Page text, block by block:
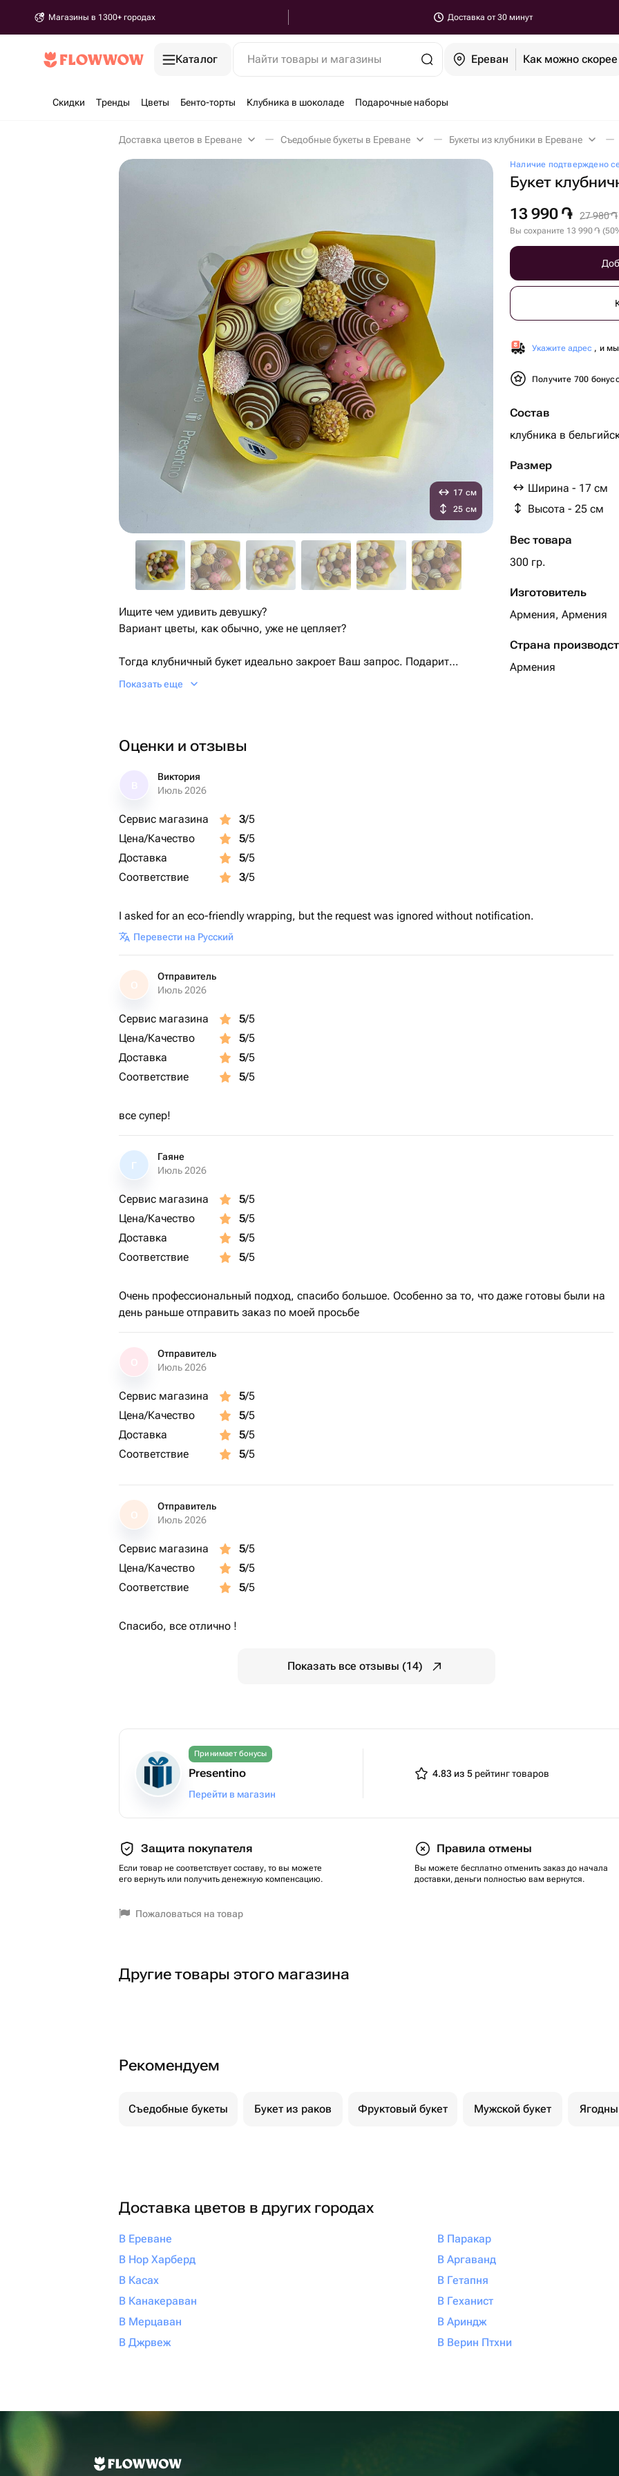
Магазины в 1300+ городах Доставка от 30 минут
Каталог Найти товары и магазины Ереван Как можно скорее
Скидки Тренды Цветы Бенто-торты Клубника в шоколаде Подарочные наборы
Доставка цветов в Ереване Съедобные букеты в Ереване Букеты из клубники в Ереване
Наличие подтверждено
Букет
13 990 ֏ 27 980֏
Вы сохраните 13 990֏ (50
Укажите адрес , и мы
Получите 700
Состав
клубника в
Размер
Ширина - 17 см
Высота - 25 см
Вес товара
300 гр.
Изготовитель
Армения, Армения
Страна
Армения
17 см
25 см
Ищите чем удивить девушку?
Вариант цветы, как обычно, уже не цепляет?
Тогда клубничный букет идеально закроет Ваш запрос. Подарит
невероятные эстетические и вкусовые эмоции.
Срок годности: 24ч. при температуре 5-7 градусов Цельсия.
Оформляй и проверяй на силу этот вариант!
Показать еще
Оценки и отзывы
Виктория
Июль 2026
Сервис магазина 3/5
Цена/Качество
5/5
Доставка
5/5
Соответствие
3/5
I asked for an eco-friendly wrapping, but the request was ignored without notification.
Перевести на Русский
О
Отправитель
Июль 2026
Сервис магазина 5/5
Цена/Качество
5/5
Доставка
5/5
Соответствие
5/5
все супер!
Г
Гаяне
Июль 2026
Сервис магазина 5/5
Цена/Качество
5/5
Доставка
5/5
Соответствие
5/5
Очень профессиональный подход, спасибо большое. Особенно за то, что даже готовы были на
день раньше отправить заказ по моей просьбе
Отправитель
Июль 2026
Сервис магазина 5/5
Цена/Качество
5/5
Доставка
5/5
Соответствие
5/5
О
Отправитель
Июль 2026
Сервис магазина 5/5
Цена/Качество
5/5
Соответствие
5/5
Спасибо, все отлично !
Показать все отзывы (14)
Принимает бонусы
Presentino
Перейти в магазин
4.83 из 5 рейтинг товаров
Защита покупателя
Если товар не соответствует составу, то вы можете
его вернуть или получить денежную компенсацию.
Правила отмены
Вы можете бесплатно отменить заказ до начала
доставки, деньги полностью вам вернутся.
Пожаловаться на товар
Другие товары этого магазина
Рекомендуем
Съедобные букеты Букет из раков Фруктовый букет Мужской букет
Доставка цветов в других городах
В Ереване
В Нор Харберд
В Касах
В Канакераван
В Мерцаван
В Джрвеж
В Паракар
В Аргаванд
В Гетапня
В Геханист
В Ариндж
В Верин Птхни